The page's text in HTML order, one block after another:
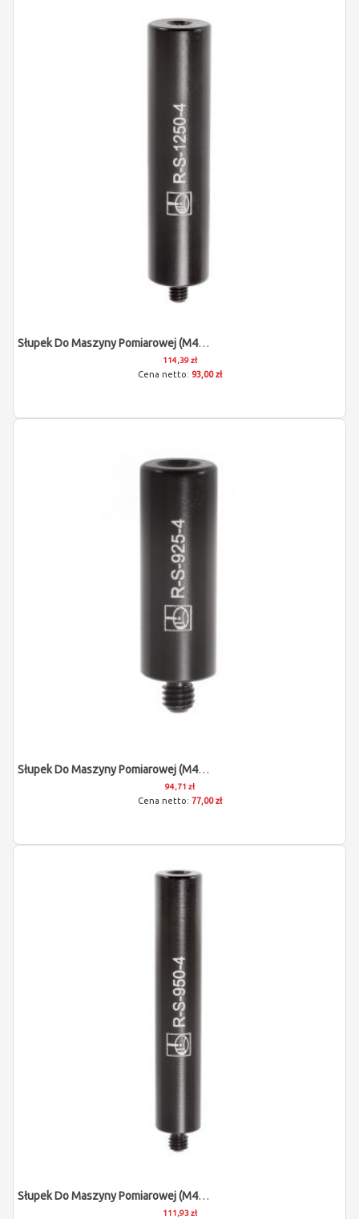
Słupek Do Maszyny Pomiarowej (M4/L50/D12)
114,39 zł
93,00 zł
Słupek Do Maszyny Pomiarowej (M4/L25/D9)
94,71 zł
77,00 zł
Słupek Do Maszyny Pomiarowej (M4/L50/D9)
111,93 zł